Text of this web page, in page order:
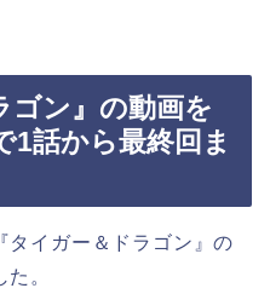
ゴン』の動画を
1話から最終回ま
タイガー＆ドラゴン』の
。